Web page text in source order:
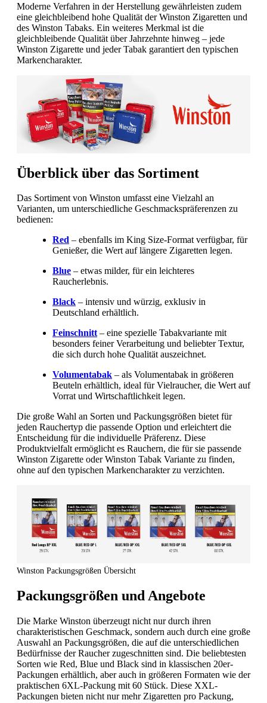
Moderne Verfahren in der Herstellung gewährleisten zudem
eine gleichbleibend hohe Qualität der Winston Zigaretten und
des Winston Tabaks. Ein weiteres Merkmal ist die
gleichbleibende Qualität über Jahrzehnte hinweg – jede
Winston Zigarette und jeder Tabak garantiert den typischen
Markencharakter.
Überblick über das Sortiment
Das Sortiment von Winston umfasst eine Vielzahl an
Varianten, um unterschiedliche Geschmackspräferenzen zu
bedienen:
Red – ebenfalls im King Size-Format verfügbar, für
Genießer, die Wert auf längere Zigaretten legen.
Blue – etwas milder, für ein leichteres
Raucherlebnis.
Black – intensiv und würzig, exklusiv in
Deutschland erhältlich.
Feinschnitt– eine spezielle Tabakvariante mit
besonders feiner Verarbeitung und beliebter Textur,
die sich durch hohe Qualität auszeichnet.
Volumentabak – als Volumentabak in größeren
Beuteln erhältlich, ideal für Vielraucher, die Wert auf
Vorrat und Wirtschaftlichkeit legen.
Die große Wahl an Sorten und Packungsgrößen bietet für
jeden Rauchertyp die passende Option und erleichtert die
Entscheidung für die individuelle Präferenz. Diese
Produktvielfalt ermöglicht es Rauchern, die für sie passende
Winston Zigarette oder Winston Tabak Variante zu finden,
ohne auf den typischen Markencharakter zu verzichten.
Winston Packungsgrößen Übersicht
Packungsgrößen und Angebote
Die Marke Winston überzeugt nicht nur durch ihren
charakteristischen Geschmack, sondern auch durch eine große
Auswahl an Packungsgrößen, die auf die unterschiedlichen
Bedürfnisse der Raucher zugeschnitten sind. Die beliebtesten
Sorten wie Red, Blue und Black sind in klassischen 20er-
Packungen erhältlich, aber auch in größeren Formaten wie der
praktischen 6XL-Packung mit 60 Stück. Diese XXL-
Packungen bieten nicht nur mehr Zigaretten pro Packung,